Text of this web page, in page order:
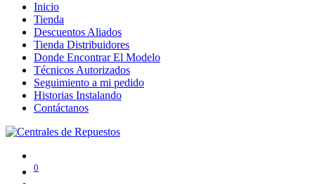
Inicio
Tienda
Descuentos Aliados
Tienda Distribuidores
Donde Encontrar El Modelo
Técnicos Autorizados
Seguimiento a mi pedido
Historias Instalando
Contáctanos
0